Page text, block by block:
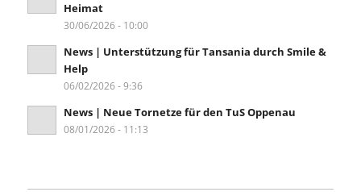
Heimat
30/06/2026 - 10:00
News | Unterstützung für Tansania durch Smile &
Help
06/02/2026 - 9:36
News | Neue Tornetze für den TuS Oppenau
08/01/2026 - 11:13